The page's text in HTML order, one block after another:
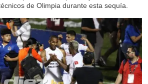
de Olimpia durante esta sequía.